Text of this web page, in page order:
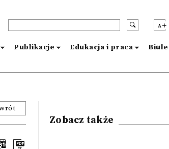
A
Publikacje Edukacja i praca
Zobacz także